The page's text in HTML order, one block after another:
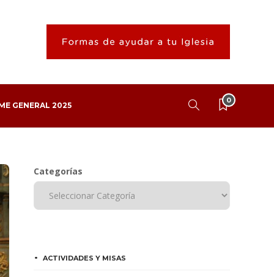
GENERAL 2025
0
Categorías
ACTIVIDADES Y MISAS